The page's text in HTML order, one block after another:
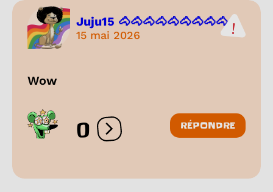
Juju15 🐴🐴🐴🐴🐴🐴🐴🐴🐴...
15 mai 2026
Wow
0 Ouvrir les réactions
RÉPONDRE